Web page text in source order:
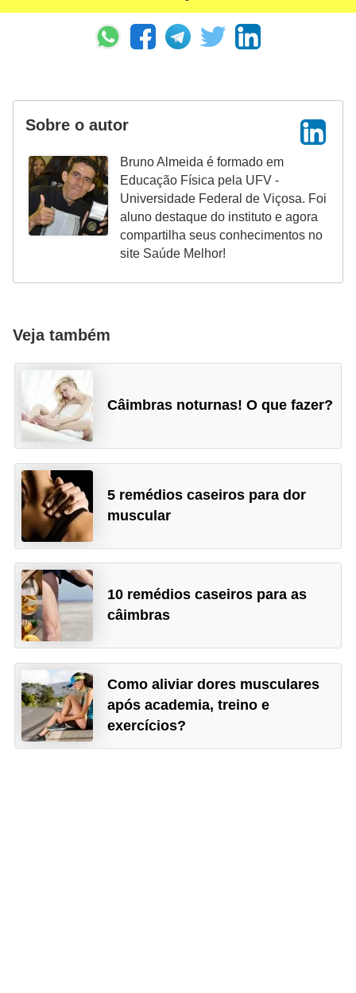
Sobre o autor
Bruno Almeida é formado em
Educação Física pela UFV -
Universidade Federal de Viçosa. Foi
aluno destaque do instituto e agora
compartilha seus conhecimentos no
site Saúde Melhor!
Veja também
Câimbras noturnas! O que fazer?
5 remédios caseiros para dor
muscular
10 remédios caseiros para as
câimbras
Como aliviar dores musculares
após academia, treino e
exercícios?